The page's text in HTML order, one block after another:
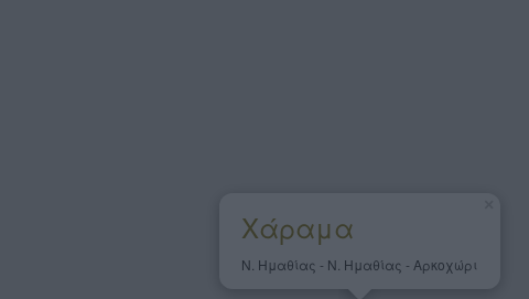
Χάραμα
Ν. Ημαθίας - Ν. Ημαθίας - Αρκοχώρι